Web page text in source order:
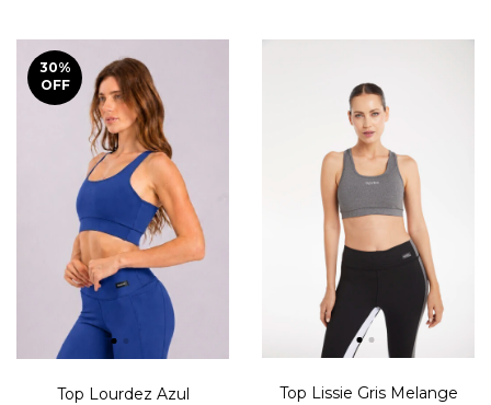
30%
OFF
Top Lourdez Azul
Top Lissie Gris Melange